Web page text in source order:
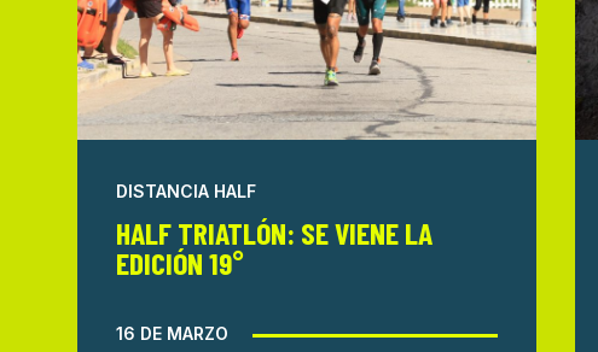
DISTANCIA HALF
HALF TRIATLÓN: SE VIENE LA
EDICIÓN 19°
16 DE MARZO